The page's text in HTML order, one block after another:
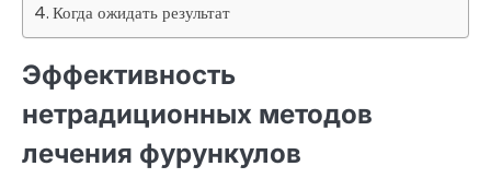
Когда ожидать результат
Эффективность
нетрадиционных методов
лечения фурункулов